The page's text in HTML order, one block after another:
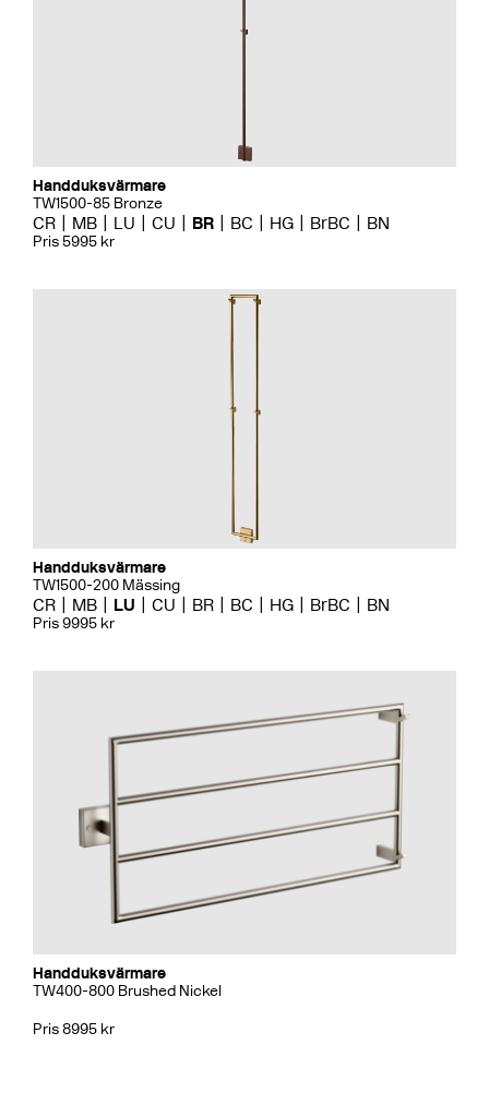
Handduksvärmare
TW1500-85 Bronze
CR MB LU CU BR BC HG BrBC BN
Pris 5995 kr
Handduksvärmare
TW1500-200 Mässing
CR MB LU CU BR BC HG BrBC BN
Pris 9995 kr
Handduksvärmare
TW400-800 Brushed Nickel
Pris 8995 kr